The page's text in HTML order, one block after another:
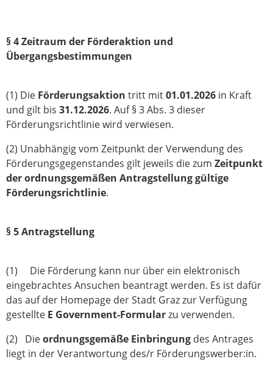
§ 4 Zeitraum der Förderaktion und
Übergangsbestimmungen
(1) Die Förderungsaktion tritt mit01.01.2026 in Kraft
und gilt bis 31.12.2026. Auf § 3 Abs. 3 dieser
Förderungsrichtlinie wird verwiesen.
(2) Unabhängig vom Zeitpunkt der Verwendung des
Förderungsgegenstandes gilt jeweils die zum Zeitpunkt
der ordnungsgemäßen Antragstellung gültige
Förderungsrichtlinie.
§ 5 Antragstellung
(1) Die Förderung kann nur über ein elektronisch
eingebrachtes Ansuchen beantragt werden. Es ist dafür
das auf der Homepage der Stadt Graz zur Verfügung
gestellte E Government-Formularzu verwenden.
(2) Dieordnungsgemäße Einbringung des Antrages
liegt in der Verantwortung des/r Förderungswerber:in.